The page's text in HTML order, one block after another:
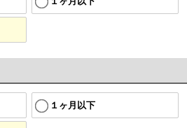
１ヶ月以下